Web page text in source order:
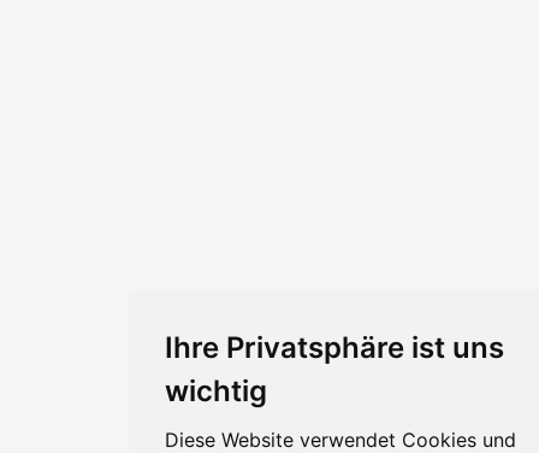
Ihre Privatsphäre ist uns
wichtig
Diese Website verwendet Cookies und